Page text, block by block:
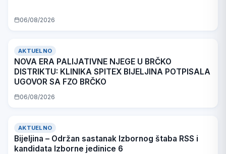
06/08/2026
AKTUELNO
NOVA ERA PALIJATIVNE NJEGE U BRČKO
DISTRIKTU: KLINIKA SPITEX BIJELJINA POTPISALA
UGOVOR SA FZO BRČKO
06/08/2026
AKTUELNO
Bijeljina – Održan sastanak Izbornog štaba RSS i
kandidata Izborne jedinice 6